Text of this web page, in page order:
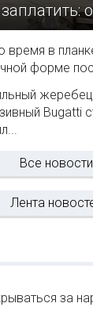
время в
форме
Bugatti
Все новости
Лента
за